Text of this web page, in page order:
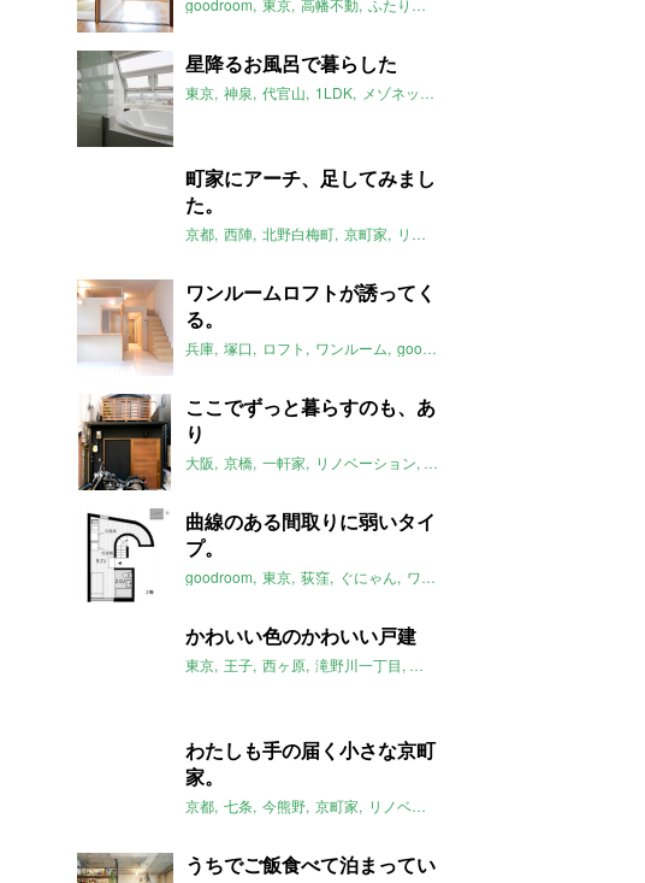
星降るお風呂で暮らした
東京 神泉 代官山 1LDK メゾネット
町家にアーチ、足してみまし
た。
京都 西陣 北野白梅町 京町家 リノベーション
ワンルームロフトが誘ってく
る。
兵庫 塚口 ロフト ワンルーム goodroom
ここでずっと暮らすのも、あ
り
大阪 京橋 一軒家 リノベーション ウッドデッキ
曲線のある間取りに弱いタイ
プ。
goodroom 東京 荻窪 ぐにゃん ワンルーム
かわいい色のかわいい戸建
東京 王子 西ヶ原 滝野川一丁目 一軒家
わたしも手の届く小さな京町
家。
京都 七条 今熊野 京町家 リノベーション
うちでご飯食べて泊まってい